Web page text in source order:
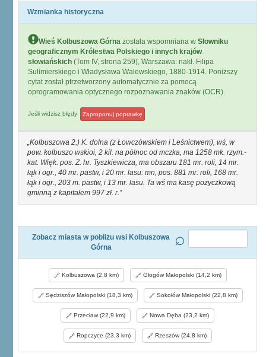
Wzmianka historyczna
Wieś Kolbuszowa Górna została wspomniana w Słowniku
geograficznym Królestwa Polskiego i innych krajów
słowiańskich (Tom IV, strona 259), Warszawa: nakł. Filipa
Sulimierskiego i Władysława Walewskiego, 1880-1914. Poniższy
cytat został ptrzetworzony automatycznie za pomocą
oprogramowania optycznego rozpoznawania znaków (OCR).
Jeśli widzisz błędy Zaproponuj poprawkę
Kolbuszowa 2.) K. dolna (z Łowczówskiem i Leśnictwem), wś, w
pow. kolbuszo wskioi, 2 kil. na północ od mczka, ma 1258 mk. rzym.-
kat. Więk. pos. Z. hr. Tyszkiewicza, ma obszaru 181 mr. roli, 14 mr.
łąk i ogr., 40 mr. pastw, i 20 mr. lasu: mn, pos. 881 mr. roli, 168 mr.
łąk i ogr., 203 m. pastw, i 13 mr. lasu. Ta wś ma kasę pożyczkową
gminną z kapitałem 997 zł. r.
Zobacz miasta w pobliżu wsi Kolbuszowa
Górna
Kolbuszowa (2,8 km) Głogów Małopolski (14,2 km)
Sędziszów Małopolski (18,3 km) Sokołów Małopolski (22,8 km)
Przecław (22,9 km) Nowa Dęba (23,2 km)
Ropczyce (23,3 km) Rzeszów (24,8 km)